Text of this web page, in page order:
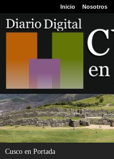
Inicio Nosotros
Cusco en Portada